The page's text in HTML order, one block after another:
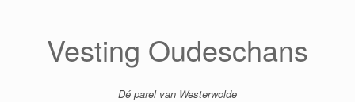
Vesting Oudeschans
Dé parel van Westerwolde